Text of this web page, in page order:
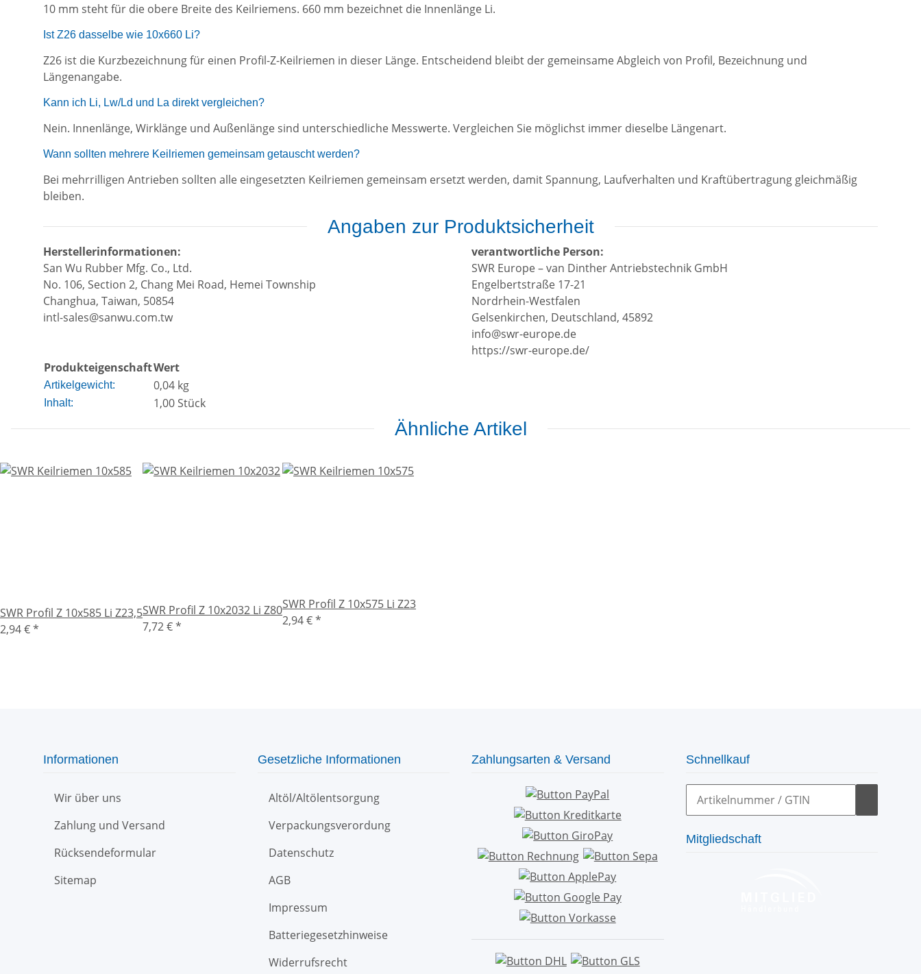
10 mm steht für die obere Breite des Keilriemens. 660 mm bezeichnet die Innenlänge Li.
Ist Z26 dasselbe wie 10x660 Li?
Z26 ist die Kurzbezeichnung für einen Profil-Z-Keilriemen in dieser Länge. Entscheidend bleibt der gemeinsame Abgleich von Profil, Bezeichnung und
Längenangabe.
Kann ich Li, Lw/Ld und La direkt vergleichen?
Nein. Innenlänge, Wirklänge und Außenlänge sind unterschiedliche Messwerte. Vergleichen Sie möglichst immer dieselbe Längenart.
Wann sollten mehrere Keilriemen gemeinsam getauscht werden?
Bei mehrrilligen Antrieben sollten alle eingesetzten Keilriemen gemeinsam ersetzt werden, damit Spannung, Laufverhalten und Kraftübertragung gleichmäßig
bleiben.
Angaben zur Produktsicherheit
Herstellerinformationen:
San Wu Rubber Mfg. Co., Ltd.
No. 106, Section 2, Chang Mei Road, Hemei Township
Changhua, Taiwan, 50854
intl-sales@sanwu.com.tw
verantwortliche Person:
SWR Europe – van Dinther Antriebstechnik GmbH
Engelbertstraße 17-21
Nordrhein-Westfalen
Gelsenkirchen, Deutschland, 45892
info@swr-europe.de
https://swr-europe.de/
ProdukteigenschaftWert
Artikelgewicht: 0,04 kg
Inhalt: 1,00 Stück
Ähnliche Artikel
SWR Profil Z 10x585 Li Z23,5
2,94 €*
SWR Profil Z 10x2032 Li Z80
7,72 €*
SWR Profil Z 10x575 Li Z23
2,94 €*
Informationen
Wir über uns
Zahlung und Versand
Rücksendeformular
Sitemap
Gesetzliche Informationen
Altöl/Altölentsorgung
Verpackungsverordung
Datenschutz
AGB
Impressum
Batteriegesetzhinweise
Widerrufsrecht
Zahlungsarten & Versand Schnellkauf
Mitgliedschaft